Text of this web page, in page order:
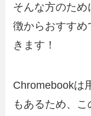
そんな方のた
徴からおすす
きます！
Chromebookは
もあるため、